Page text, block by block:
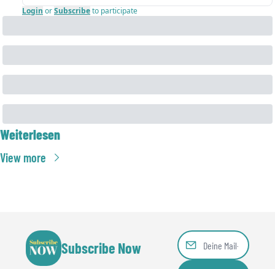
Login orSubscribeto participate
Weiterlesen
View more
Subscribe Now